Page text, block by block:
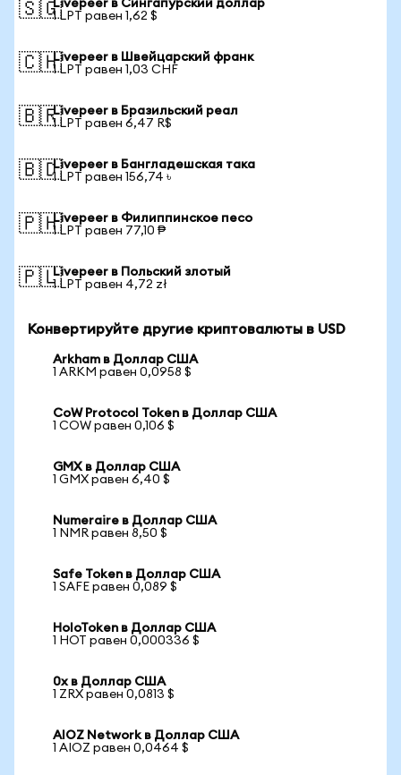
🇸🇬Livepeer в Сингапурский доллар
1 LPT равен 1,62 $
🇨🇭Livepeer в Швейцарский франк
1 LPT равен 1,03 CHF
🇧🇷Livepeer в Бразильский реал
1 LPT равен 6,47 R$
🇧🇩Livepeer в Бангладешская така
1 LPT равен 156,74 ৳
🇵🇭Livepeer в Филиппинское песо
1 LPT равен 77,10 ₱
🇵🇱Livepeer в Польский злотый
1 LPT равен 4,72 zł
Конвертируйте другие криптовалюты в USD
Arkham в Доллар США
1 ARKM равен 0,0958 $
CoW Protocol Token в Доллар США
1 COW равен 0,106 $
GMX в Доллар США
1 GMX равен 6,40 $
Numeraire в Доллар США
1 NMR равен 8,50 $
Safe Token в Доллар США
1 SAFE равен 0,089 $
HoloToken в Доллар США
1 HOT равен 0,000336 $
0x в Доллар США
1 ZRX равен 0,0813 $
AIOZ Network в Доллар США
1 AIOZ равен 0,0464 $